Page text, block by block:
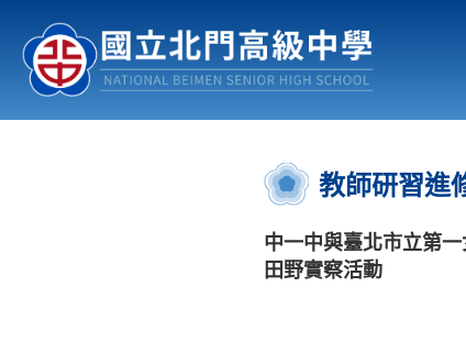
認識北中 行事曆
:::
教師研習進
中一中與臺北市立第
田野實察活動